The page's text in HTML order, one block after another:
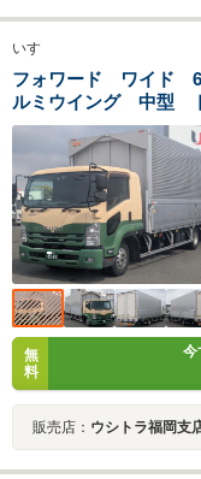
いすゞ
フォワード ワイド
ルミウイング 中型
ル2段 引き出しフック
右中スチール製工具箱
無
料
今
販売店： ウシトラ福岡支